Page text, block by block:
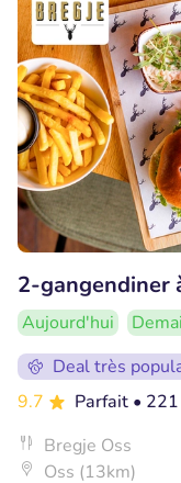
2-gangendiner
Aujourd'hui
Deal très
9.7
Parfait •
Bregje Oss
Oss (13km)